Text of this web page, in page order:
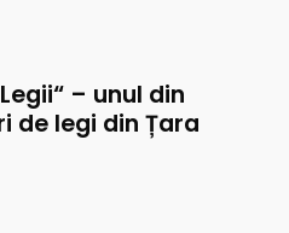
– unul din
de legi din Țara